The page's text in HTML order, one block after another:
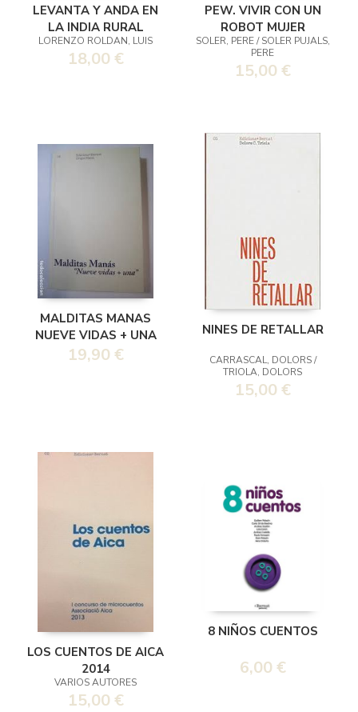
LEVANTA Y ANDA EN
LA INDIA RURAL
LORENZO ROLDAN, LUIS
18,00 €
PEW. VIVIR CON UN
ROBOT MUJER
SOLER, PERE / SOLER PUJALS,
PERE
15,00 €
MALDITAS MANAS
NUEVE VIDAS + UNA
19,90 €
NINES DE RETALLAR
CARRASCAL, DOLORS /
TRIOLA, DOLORS
15,00 €
LOS CUENTOS DE AICA
2014
VARIOS AUTORES
15,00 €
8 NIÑOS CUENTOS
6,00 €